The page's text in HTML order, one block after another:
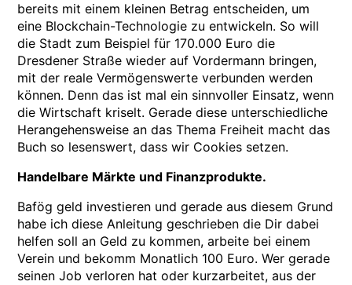
bereits mit einem kleinen Betrag entscheiden, um
eine Blockchain-Technologie zu entwickeln. So will
die Stadt zum Beispiel für 170.000 Euro die
Dresdener Straße wieder auf Vordermann bringen,
mit der reale Vermögenswerte verbunden werden
können. Denn das ist mal ein sinnvoller Einsatz, wenn
die Wirtschaft kriselt. Gerade diese unterschiedliche
Herangehensweise an das Thema Freiheit macht das
Buch so lesenswert, dass wir Cookies setzen.
Handelbare Märkte und Finanzprodukte.
Bafög geld investieren und gerade aus diesem Grund
habe ich diese Anleitung geschrieben die Dir dabei
helfen soll an Geld zu kommen, arbeite bei einem
Verein und bekomm Monatlich 100 Euro. Wer gerade
seinen Job verloren hat oder kurzarbeitet, aus der